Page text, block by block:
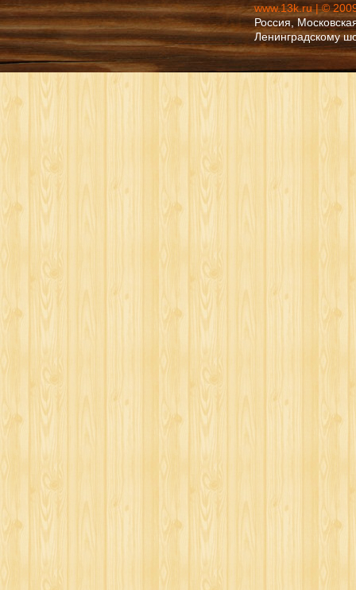
www.13k.ru | ©
Россия,
Ленинградскому